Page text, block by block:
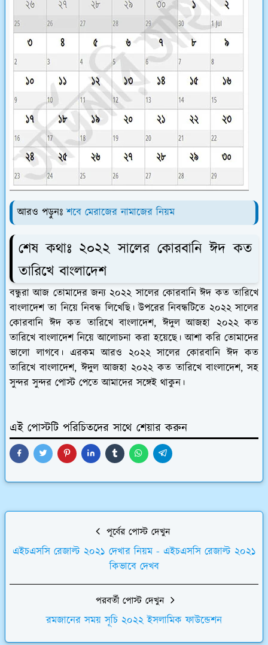
আরও পড়ুনঃশবে মেরাজের নামাজের নিয়ম
শেষ কথাঃ ২০২২ সালের কোরবানি ঈদ কত
তারিখে বাংলাদেশ
বন্ধুরা আজ তোমাদের জন্য ২০২২ সালের কোরবানি ঈদ কত তারিখে
বাংলাদেশ তা নিয়ে নিবন্ধ লিখেছি। উপরের নিবন্ধটিতে ২০২২ সালের
কোরবানি ঈদ কত তারিখে বাংলাদেশ, ঈদুল আজহা ২০২২ কত
তারিখে বাংলাদেশ নিয়ে আলোচনা করা হয়েছে। আশা করি তোমাদের
ভালো লাগবে। এরকম আরও ২০২২ সালের কোরবানি ঈদ কত
তারিখে বাংলাদেশ, ঈদুল আজহা ২০২২ কত তারিখে বাংলাদেশ, সহ
সুন্দর সুন্দর পোস্ট পেতে আমাদের সঙ্গেই থাকুন।
এই পোস্টটি পরিচিতদের সাথে শেয়ার করুন
পূর্বের পোস্ট দেখুন
এইচএসসি রেজাল্ট ২০২১ দেখার নিয়ম - এইচএসসি রেজাল্ট ২০২১
কিভাবে দেখব
পরবর্তী পোস্ট দেখুন
রমজানের সময় সূচি ২০২২ ইসলামিক ফাউন্ডেশন